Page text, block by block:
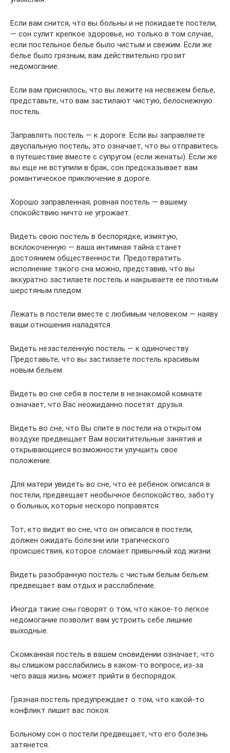
Если вам снится, что вы больны и не покидаете постели,
— сон сулит крепкое здоровье, но только в том случае,
если постельное белье было чистым и свежим. Если же
белье было грязным, вам действительно грозит
недомогание.
Если вам приснилось, что вы лежите на несвежем белье,
представьте, что вам застилают чистую, белоснежную
постель.
Заправлять постель — к дороге. Если вы заправляете
двуспальную постель, это означает, что вы отправитесь
в путешествие вместе с супругом (если женаты). Если же
вы еще не вступили в брак, сон предсказывает вам
романтическое приключение в дороге.
Хорошо заправленная, ровная постель — вашему
спокойствию ничто не угрожает.
Видеть свою постель в беспорядке, измятую,
всклокоченную — ваша интимная тайна станет
достоянием общественности. Предотвратить
исполнение такого сна можно, представив, что вы
аккуратно застилаете постель и накрываете ее плотным
шерстяным пледом.
Лежать в постели вместе с любимым человеком — наяву
ваши отношения наладятся.
Видеть незастеленную постель — к одиночеству.
Представьте, что вы застилаете постель красивым
новым бельем.
Видеть во сне себя в постели в незнакомой комнате
означает, что Вас неожиданно посетят друзья.
Видеть во сне, что Вы спите в постели на открытом
воздухе предвещает Вам восхитительные занятия и
открывающиеся возможности улучшить свое
положение.
Для матери увидеть во сне, что ее ребенок описался в
постели, предвещает необычное беспокойство, заботу
о больных, которые нескоро поправятся.
Тот, кто видит во сне, что он описался в постели,
должен ожидать болезни или трагического
происшествия, которое сломает привычный ход жизни.
Видеть разобранную постель с чистым белым бельем:
предвещает вам отдых и расслабление.
Иногда такие сны говорят о том, что какое-то легкое
недомогание позволит вам устроить себе лишние
выходные.
Скомканная постель в вашем сновидении означает, что
вы слишком расслабились в каком-то вопросе, из-за
чего ваша жизнь может прийти в беспорядок.
Грязная постель предупреждает о том, что какой-то
конфликт лишит вас покоя.
Больному сон о постели предвещает, что его болезнь
затянется.